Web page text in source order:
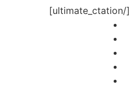
[/ultimate_ctation]